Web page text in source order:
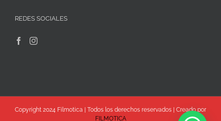
REDES SOCIALES
Copyright 2024 Filmotica | Todos los derechos reservados | Creado por
FILMOTICA